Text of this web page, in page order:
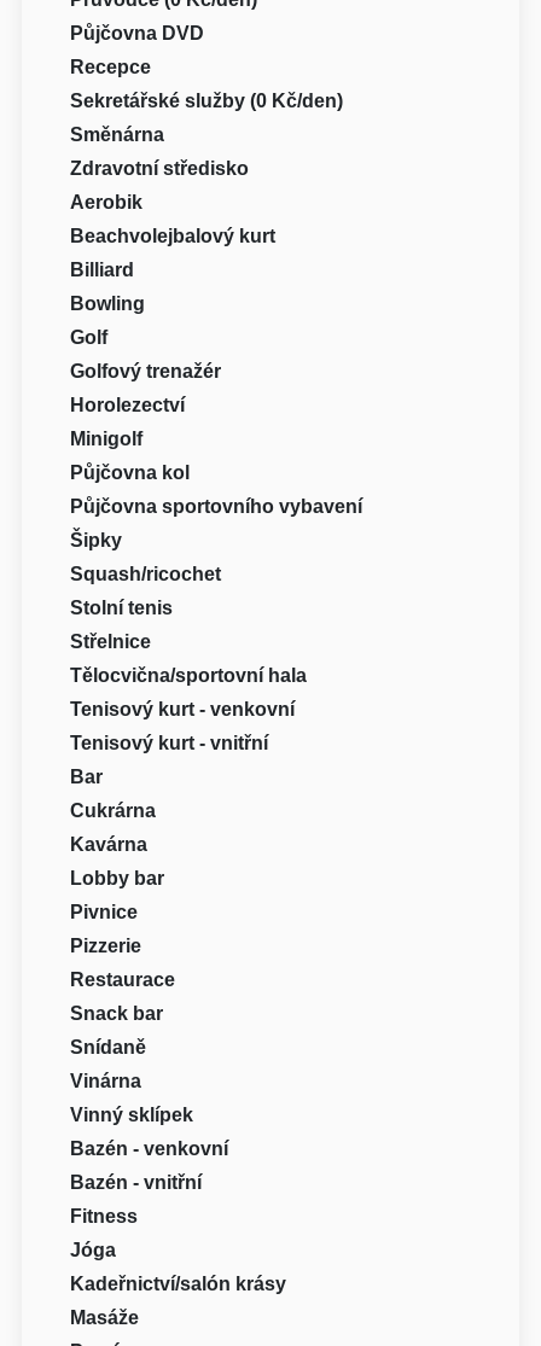
Půjčovna DVD
Recepce
Sekretářské služby (0 Kč/den)
Směnárna
Zdravotní středisko
Aerobik
Beachvolejbalový kurt
Billiard
Bowling
Golf
Golfový trenažér
Horolezectví
Minigolf
Půjčovna kol
Půjčovna sportovního vybavení
Šipky
Squash/ricochet
Stolní tenis
Střelnice
Tělocvična/sportovní hala
Tenisový kurt - venkovní
Tenisový kurt - vnitřní
Bar
Cukrárna
Kavárna
Lobby bar
Pivnice
Pizzerie
Restaurace
Snack bar
Snídaně
Vinárna
Vinný sklípek
Bazén - venkovní
Bazén - vnitřní
Fitness
Jóga
Kadeřnictví/salón krásy
Masáže